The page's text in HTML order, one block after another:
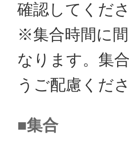
確認してくださ
※集合時間に
なります。集
うご配慮くださ
■集合